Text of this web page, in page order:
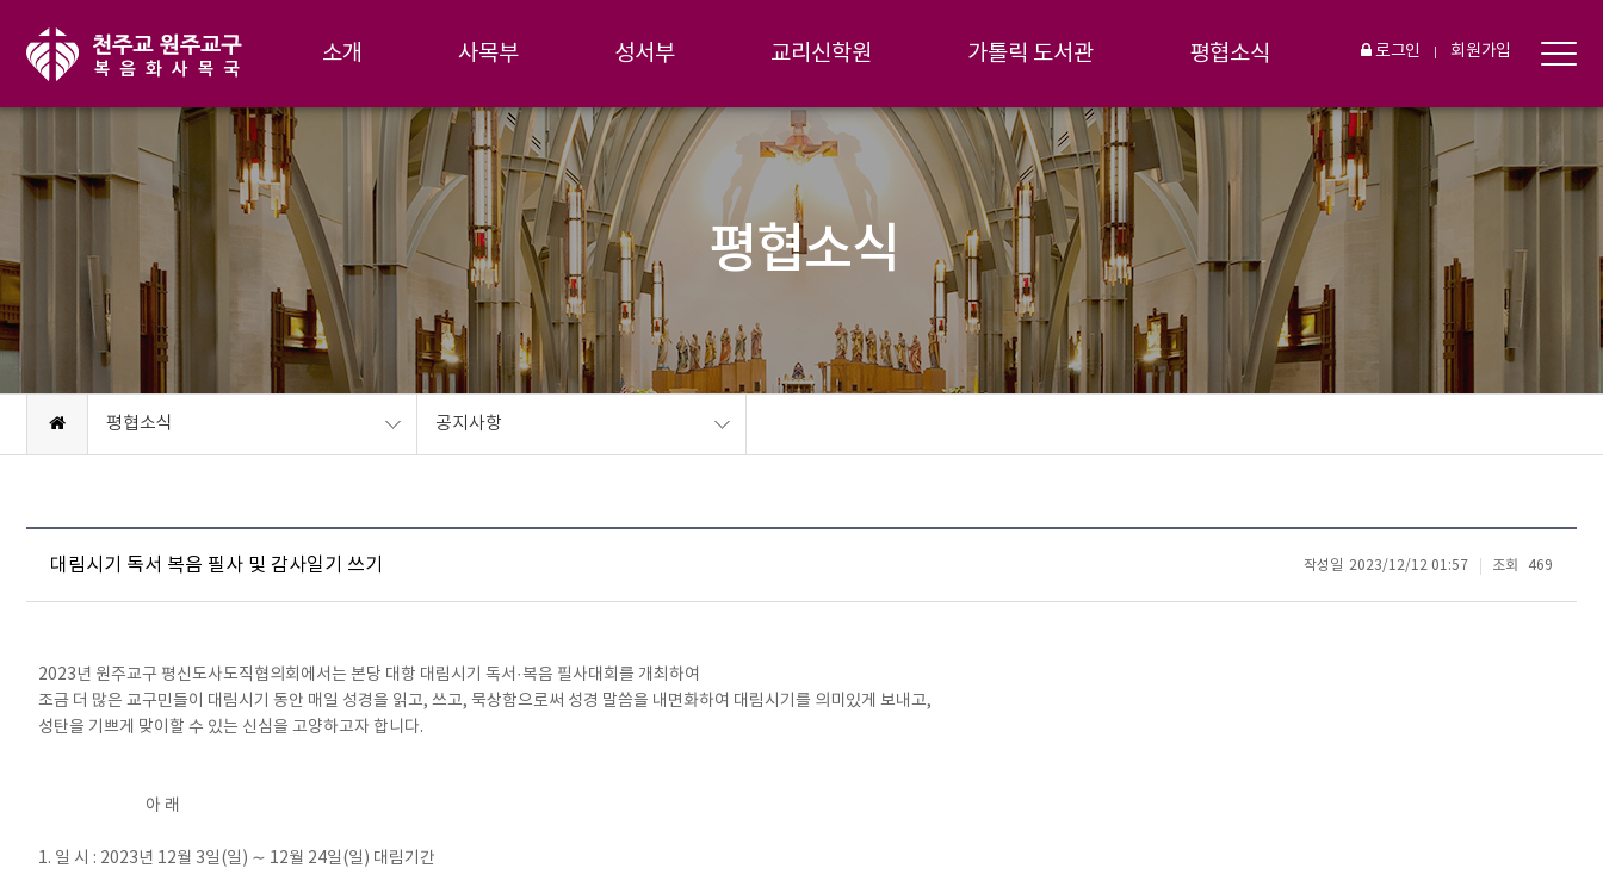
소개 사목부 성서부 교리신학원 가톨릭 도서관 평협소식 로그인 회원가입
평협소식
평협소식 공지사항
대림시기 독서 복음 필사 및 감사일기 쓰기 작성일 2023/12/12 01:57 조회 469
2023년 원주교구 평신도사도직협의회에서는 본당 대항 대림시기 독서·복음 필사대회를 개최하여
조금 더 많은 교구민들이 대림시기 동안 매일 성경을 읽고, 쓰고, 묵상함으로써 성경 말씀을 내면화하여 대림시기를 의미있게 보내고,
성탄을 기쁘게 맞이할 수 있는 신심을 고양하고자 합니다.
아 래
1. 일 시 : 2023년 12월 3일(일) ∼ 12월 24일(일) 대림기간